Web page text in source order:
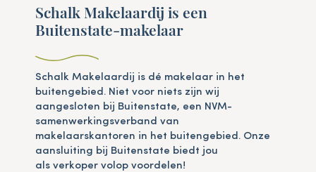
Schalk Makelaardij is een
Buitenstate-makelaar
Schalk Makelaardij is dé makelaar in het
buitengebied. Niet voor niets zijn wij
aangesloten bij Buitenstate, een NVM-
samenwerkingsverband van
makelaarskantoren in het buitengebied. Onze
aansluiting bij Buitenstate biedt jou
als verkoper volop voordelen!